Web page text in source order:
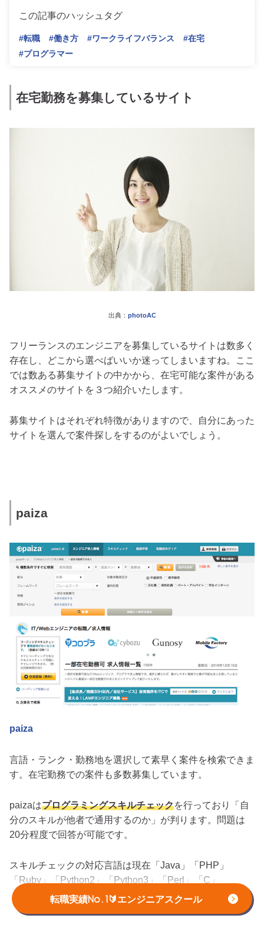
転職実績No.1🔰エンジニアスクール
この記事のハッシュタグ
#転職 #働き方 #ワークライフバランス
#在宅
#プログラマー
在宅勤務を募集しているサイト
出典： photoAC
フリーランスのエンジニアを募集しているサイトは数多く
存在し、どこから選べばいいか迷ってしまいますね。ここ
では数ある募集サイトの中かから、在宅可能な案件がある
オススメのサイトを３つ紹介いたします。
募集サイトはそれぞれ特徴がありますので、自分にあった
サイトを選んで案件探しをするのがよいでしょう。
paiza
paiza
言語・ランク・勤務地を選択して素早く案件を検索できま
す。在宅勤務での案件も多数募集しています。
paizaはプログラミングスキルチェックを行っており「自
分のスキルが他者で通用するのか」が判ります。問題は
20分程度で回答が可能です。
スキルチェックの対応言語は現在「Java」「PHP」
「Ruby」「Python2」「Python3」「Perl」「C」
「C++」「C#」「JavaScript」「Objective-C」「Scala」
「Go」「Swift」となっていて、主要言語はひととおりそ